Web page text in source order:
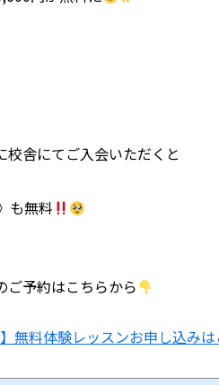
校舎にてご入会いただくと
も無料
ご予約はこちらから
】無料体験レッスンお申し込み